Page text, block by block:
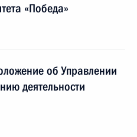
«Победа»
об Управлении
деятельности